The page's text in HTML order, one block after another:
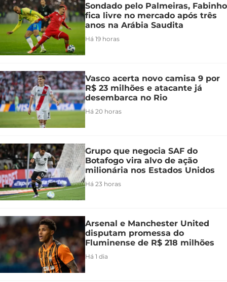
Sondado pelo Palmeiras, Fabinho
fica livre no mercado após três
anos na Arábia Saudita
Há 19 horas
Vasco acerta novo camisa 9 por
R$ 23 milhões e atacante já
desembarca no Rio
Há 20 horas
Grupo que negocia SAF do
Botafogo vira alvo de ação
milionária nos Estados Unidos
Há 23 horas
Arsenal e Manchester United
disputam promessa do
Fluminense de R$ 218 milhões
Há 1 dia